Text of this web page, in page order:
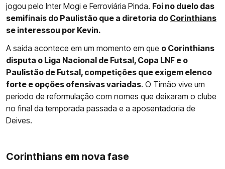
jogou pelo Inter Mogi e Ferroviária Pinda. Foi no duelo das
semifinais do Paulistão que a diretoria do Corinthians
se interessou por Kevin.
A saída acontece em um momento em que o Corinthians
disputa o Liga Nacional de Futsal, Copa LNF e o
Paulistão de Futsal, competições que exigem elenco
forte e opções ofensivas variadas. O Timão vive um
período de reformulação com nomes que deixaram o clube
no final da temporada passada e a aposentadoria de
Deives.
Corinthians em nova fase